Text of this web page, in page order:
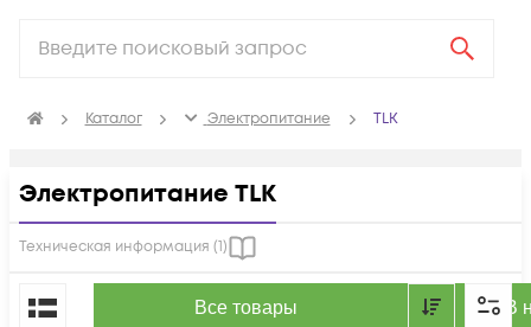
Каталог Электропитание TLK
Электропитание TLK
Техническая информация (1)
Все товары В
По популярности